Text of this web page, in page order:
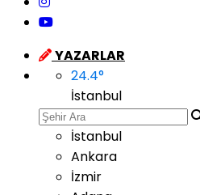
YAZARLAR
24.4°
İstanbul
İstanbul
Ankara
İzmir